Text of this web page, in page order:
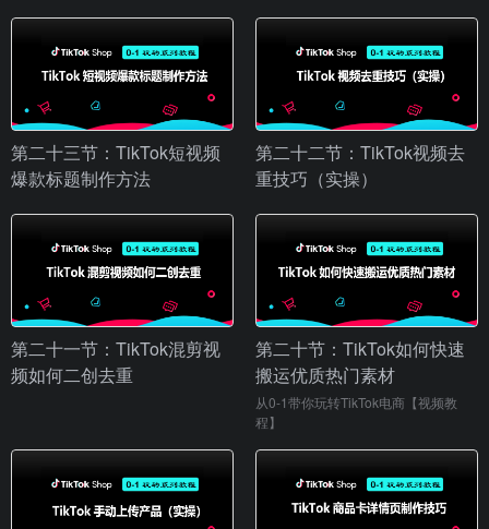
第二十三节：TikTok短视频
爆款标题制作方法
第二十二节：TikTok视频去
重技巧（实操）
第二十一节：TikTok混剪视
频如何二创去重
第二十节：TikTok如何快速
搬运优质热门素材
从0-1带你玩转TikTok电商【视频教
程】